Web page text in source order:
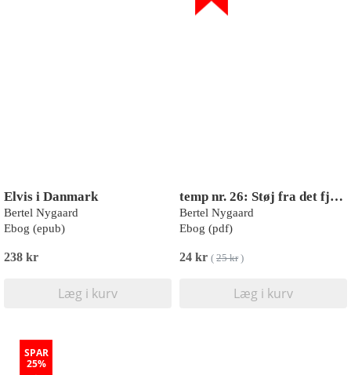
Elvis i Danmark
Bertel Nygaard
Ebog (epub)
238 kr
Læg i kurv
temp nr. 26: Støj fra det fjerne - Oplevelser af Elvis Presley i 1950’ernes Danmark
Bertel Nygaard
Ebog (pdf)
24 kr ( 25 kr)
Læg i kurv
SPAR
25%